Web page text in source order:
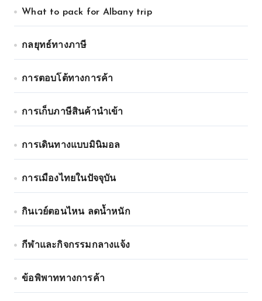
What to pack for Albany trip
กลยุทธ์ทางภาษี
การตอบโต้ทางการค้า
การเก็บภาษีสินค้านำเข้า
การเดินทางแบบมินิมอล
การเมืองไทยในปัจจุบัน
กินเวย์ตอนไหน ลดน้ำหนัก
กีฬาและกิจกรรมกลางแจ้ง
ข้อพิพาททางการค้า